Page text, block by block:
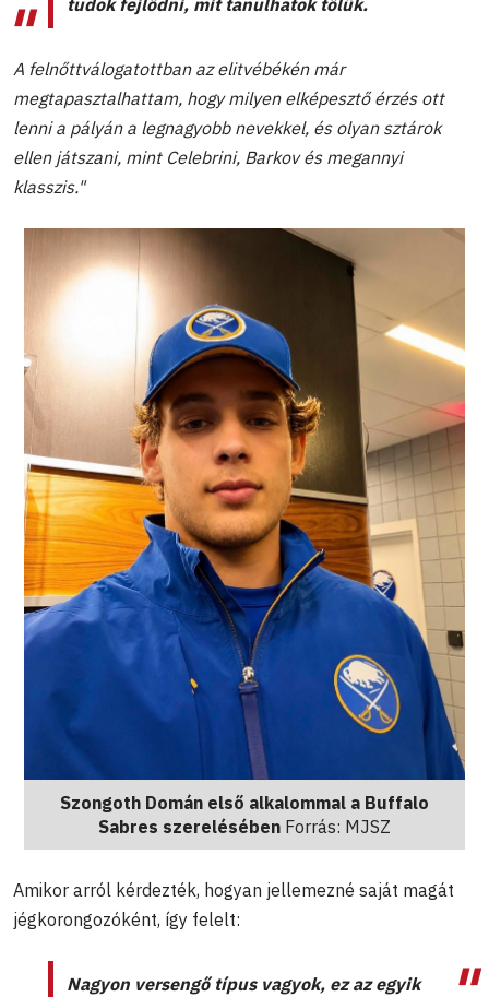
tudok fejlődni, mit tanulhatok tőlük.
A felnőttválogatottban az elitvébékén már
megtapasztalhattam, hogy milyen elképesztő érzés ott
lenni a pályán a legnagyobb nevekkel, és olyan sztárok
ellen játszani, mint Celebrini, Barkov és megannyi
klasszis."
Szongoth Domán első alkalommal a Buffalo
Sabres szerelésében Forrás: MJSZ
Amikor arról kérdezték, hogyan jellemezné saját magát
jégkorongozóként, így felelt:
Nagyon versengő típus vagyok, ez az egyik